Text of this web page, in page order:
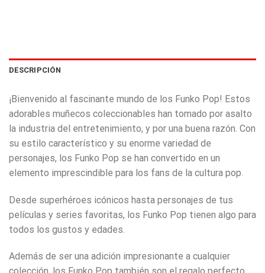
DESCRIPCIÓN
¡Bienvenido al fascinante mundo de los Funko Pop! Estos
adorables muñecos coleccionables han tomado por asalto
la industria del entretenimiento, y por una buena razón. Con
su estilo característico y su enorme variedad de
personajes, los Funko Pop se han convertido en un
elemento imprescindible para los fans de la cultura pop.
Desde superhéroes icónicos hasta personajes de tus
películas y series favoritas, los Funko Pop tienen algo para
todos los gustos y edades.
Además de ser una adición impresionante a cualquier